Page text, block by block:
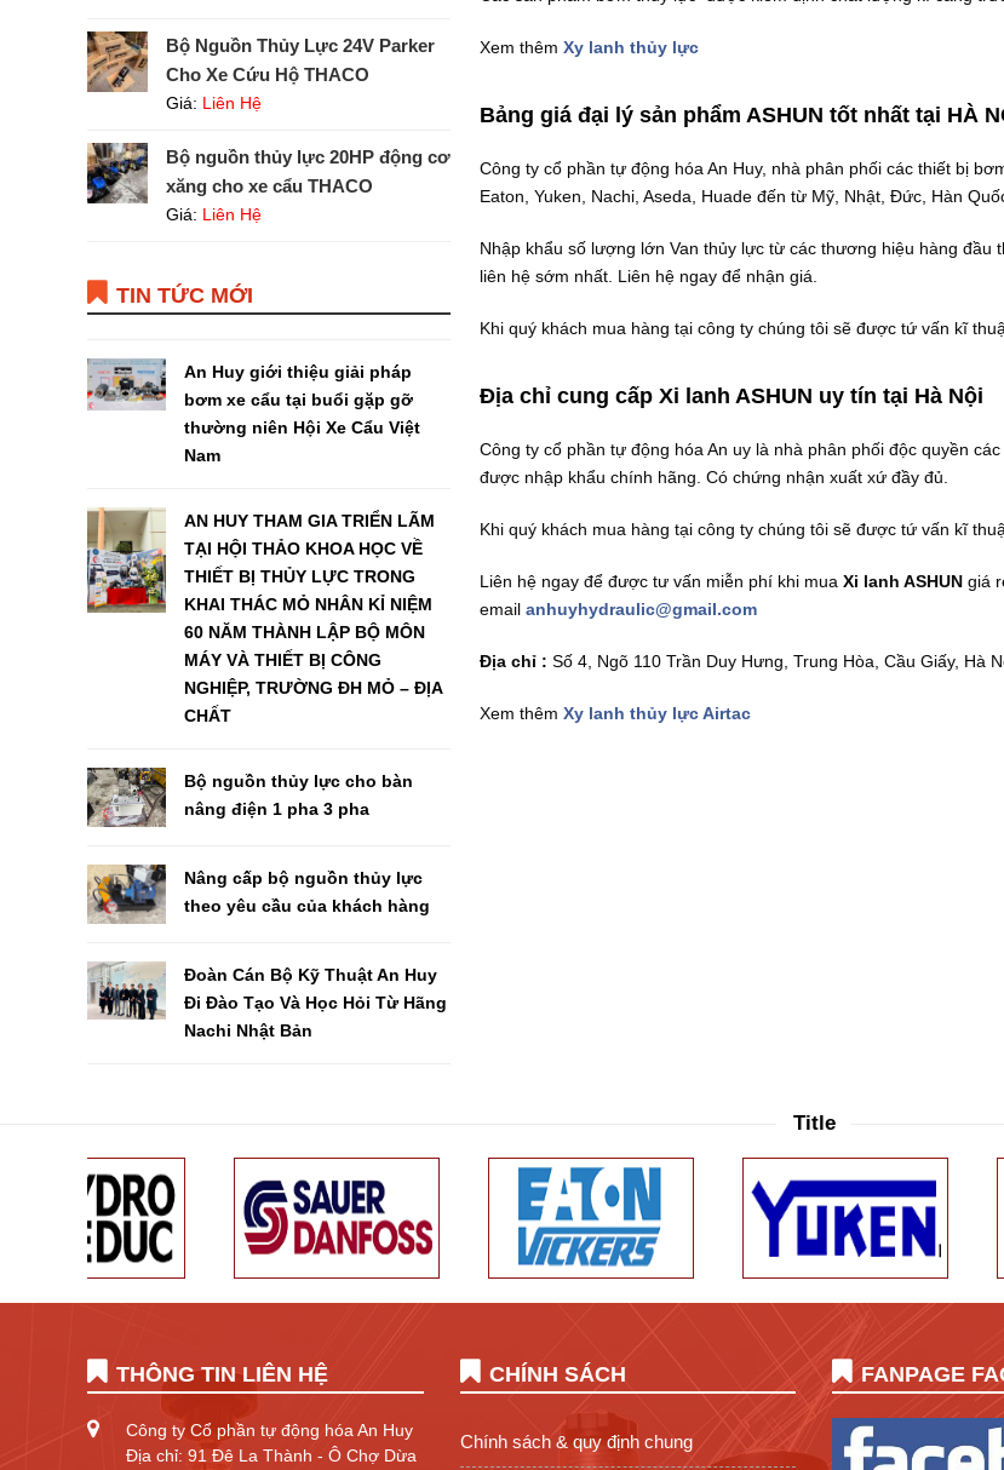
Xem thêm Xy lanh thủy lực
Bảng giá đại lý sản phẩm ASHUN tốt nhất tại HÀ
Công ty cổ phần tự động hóa An Huy, nhà phân phối các thiết bị
Eaton, Yuken, Nachi, Aseda, Huade đến từ Mỹ, Nhật, Đức, Hàn
Nhập khẩu số lượng lớn Van thủy lực từ các thương hiệu hàng
liên hệ sớm nhất. Liên hệ ngay để nhận giá.
Khi quý khách mua hàng tại công ty chúng tôi sẽ được tứ vấn kĩ
Địa chỉ cung cấp Xi lanh ASHUN uy tín tại Hà Nội
Công ty cổ phần tự động hóa An uy là nhà phân phối độc quyền
được nhập khẩu chính hãng. Có chứng nhận xuất xứ đầy đủ.
Khi quý khách mua hàng tại công ty chúng tôi sẽ được tứ vấn kĩ
Liên hệ ngay để được tư vấn miễn phí khi mua Xi lanh ASHUN giá
email anhuyhydraulic@gmail.com
Địa chỉ : Số 4, Ngõ 110 Trần Duy Hưng, Trung Hòa, Cầu Giấy, Hà
Xem thêm Xy lanh thủy lực Airtac
Bộ Nguồn Thủy Lực 24V Parker
Cho Xe Cứu Hộ THACO
Giá: Liên Hệ
Bộ nguồn thủy lực 20HP động cơ
xăng cho xe cẩu THACO
Giá: Liên Hệ
TIN TỨC MỚI
An Huy giới thiệu giải pháp
bơm xe cẩu tại buổi gặp gỡ
thường niên Hội Xe Cẩu Việt
Nam
AN HUY THAM GIA TRIỂN LÃM
TẠI HỘI THẢO KHOA HỌC VỀ
THIẾT BỊ THỦY LỰC TRONG
KHAI THÁC MỎ NHÂN KỈ NIỆM
60 NĂM THÀNH LẬP BỘ MÔN
MÁY VÀ THIẾT BỊ CÔNG
NGHIỆP, TRƯỜNG ĐH MỎ – ĐỊA
CHẤT
Bộ nguồn thủy lực cho bàn
nâng điện 1 pha 3 pha
Nâng cấp bộ nguồn thủy lực
theo yêu cầu của khách hàng
Đoàn Cán Bộ Kỹ Thuật An Huy
Đi Đào Tạo Và Học Hỏi Từ Hãng
Nachi Nhật Bản
Title
THÔNG TIN LIÊN HỆ
Công ty Cổ phần tự động hóa An Huy
Địa chỉ: 91 Đê La Thành - Ô Chợ Dừa
CHÍNH SÁCH
Chính sách & quy định chung
FANPAGE